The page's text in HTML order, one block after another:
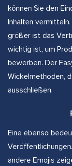
können Sie den
Inhalten
größer ist das
wichtig ist, um
bewerben. Der
Wickelmethoden,
ausschließen.
Eine ebenso
andere Emojis